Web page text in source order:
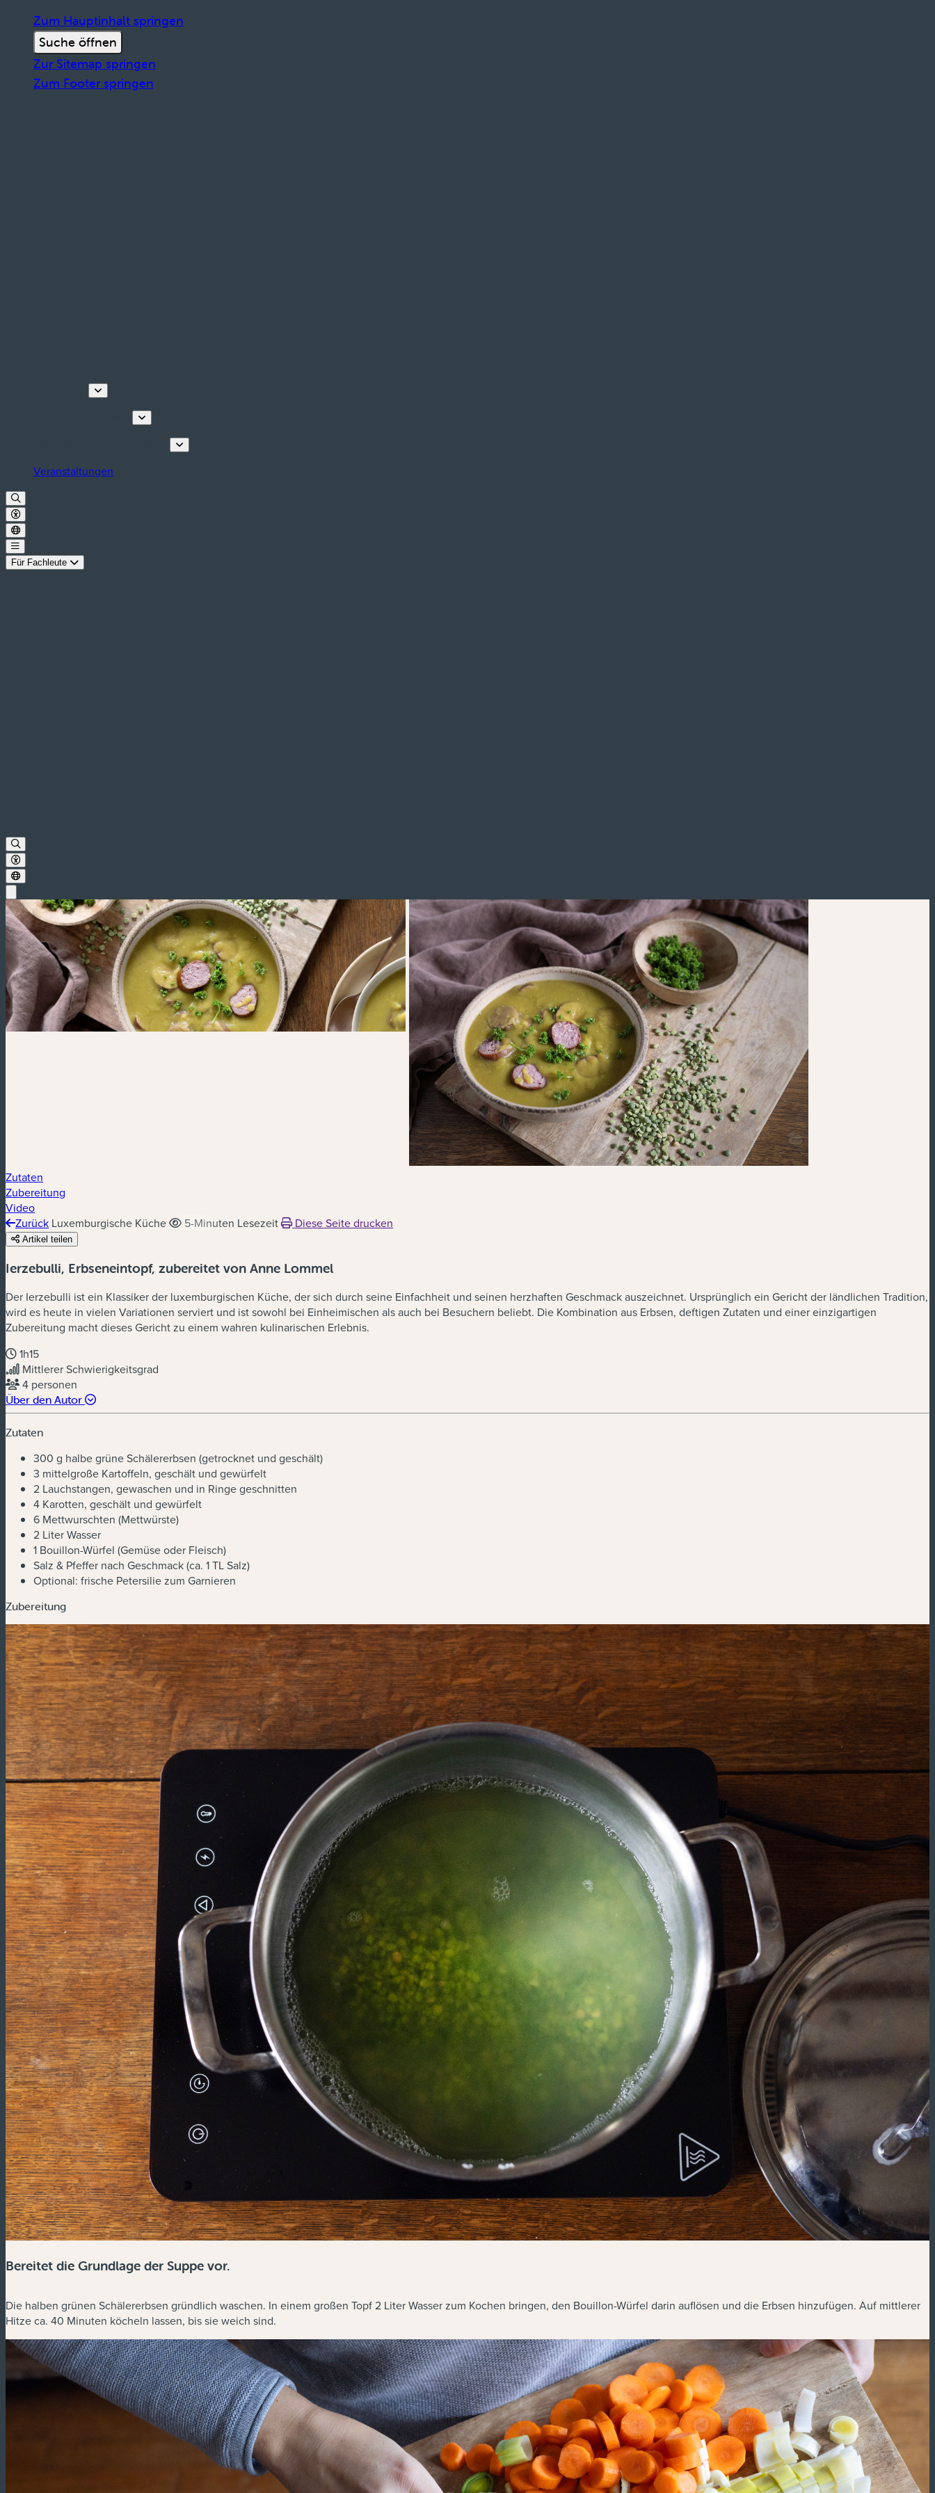
Zum Hauptinhalt springen
Suche öffnen
Zur Sitemap springen
Zum Footer springen
Veranstaltungen
Für Fachleute
Zutaten
Zubereitung
Video
Zurück Luxemburgische Küche 5-Minuten Lesezeit Diese Seite drucken
Artikel teilen
Ierzebulli, Erbseneintopf, zubereitet von Anne Lommel
Der Ierzebulli ist ein Klassiker der luxemburgischen Küche, der sich durch seine Einfachheit und seinen herzhaften Geschmack auszeichnet. Ursprünglich ein Gericht der ländlichen Tradition,
wird es heute in vielen Variationen serviert und ist sowohl bei Einheimischen als auch bei Besuchern beliebt. Die Kombination aus Erbsen, deftigen Zutaten und einer einzigartigen
Zubereitung macht dieses Gericht zu einem wahren kulinarischen Erlebnis.
1h15
Mittlerer Schwierigkeitsgrad
4 personen
Über den Autor
Zutaten
300 g halbe grüne Schälererbsen (getrocknet und geschält)
3 mittelgroße Kartoffeln, geschält und gewürfelt
2 Lauchstangen, gewaschen und in Ringe geschnitten
4 Karotten, geschält und gewürfelt
6 Mettwurschten (Mettwürste)
2 Liter Wasser
1 Bouillon-Würfel (Gemüse oder Fleisch)
Salz & Pfeffer nach Geschmack (ca. 1 TL Salz)
Optional: frische Petersilie zum Garnieren
Zubereitung
Bereitet die Grundlage der Suppe vor.
Die halben grünen Schälererbsen gründlich waschen. In einem großen Topf 2 Liter Wasser zum Kochen bringen, den Bouillon-Würfel darin auflösen und die Erbsen hinzufügen. Auf mittlerer
Hitze ca. 40 Minuten köcheln lassen, bis sie weich sind.